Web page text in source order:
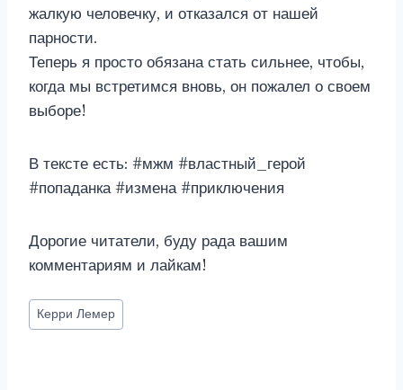
жалкую человечку, и отказался от нашей
парности.
Теперь я просто обязана стать сильнее, чтобы,
когда мы встретимся вновь, он пожалел о своем
выборе!
В тексте есть: #мжм #властный_герой
#попаданка #измена #приключения
Дорогие читатели, буду рада вашим
комментариям и лайкам!
Метки
записи:
Керри Лемер